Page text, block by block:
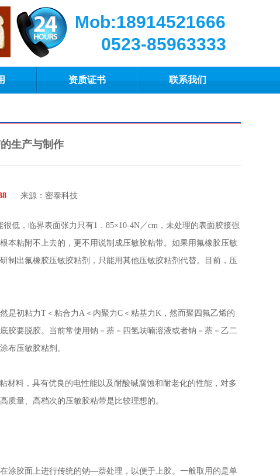
Mob:18914521666
0523-85963333
资质证书 联系我们
生产与制作
来源：密泰科技
低，临界表面张力只有1．85×10-4N／cm，未处理的表面胶接强
本粘附不上去的，更不用说制成压敏胶粘带。如果用氟橡胶压敏
制出氟橡胶压敏胶粘剂，只能用其他压敏胶粘剂代替。目前，压
初粘力T＜粘合力A＜内聚力C＜粘基力K，然而聚四氟乙烯的
胶要脱胶。当前常使用钠－萘－四氢呋喃溶液或者钠－萘－乙二
布压敏胶粘剂。
料，具有优良的电性能以及耐酸碱腐蚀和耐老化的性能，对多
质量、高档次的压敏胶粘带是比较理想的。
胶面上进行传统的钠—萘处理，以便于上胶。一般取用的是单